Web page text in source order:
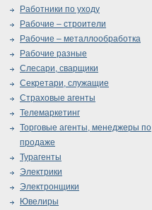
Работники по уходу
Рабочие – строители
Рабочие – металлообработка
Рабочие разные
Слесари, сварщики
Секретари, служащие
Страховые агенты
Телемаркетинг
Торговые агенты, менеджеры по
продаже
Турагенты
Электрики
Электронщики
Ювелиры